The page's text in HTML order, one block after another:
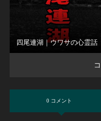
四尾連湖｜ウワサの心霊話
0 コメント